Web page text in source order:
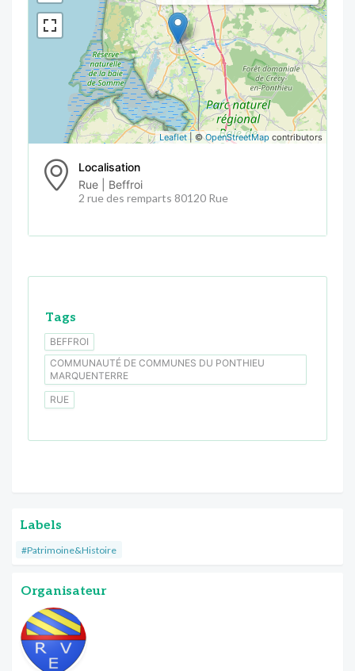
Leaflet| ©OpenStreetMap contributors
Localisation
Rue | Beffroi
2 rue des remparts 80120 Rue
Tags
BEFFROI
COMMUNAUTÉ DE COMMUNES DU PONTHIEU
MARQUENTERRE
RUE
Labels
#Patrimoine&Histoire
Organisateur